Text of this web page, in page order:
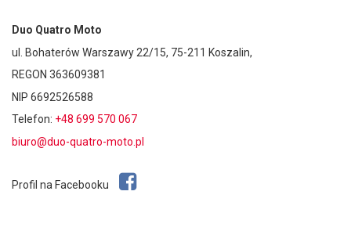
Duo Quatro Moto
ul. Bohaterów Warszawy 22/15, 75-211 Koszalin,
REGON 363609381
NIP 6692526588
Telefon: +48 699 570 067
biuro@duo-quatro-moto.pl
Profil na Facebooku